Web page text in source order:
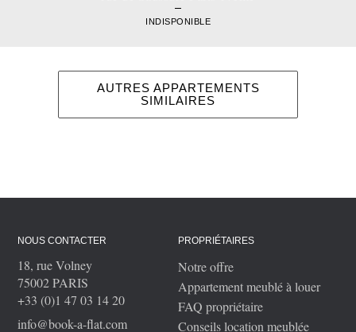
INDISPONIBLE
AUTRES APPARTEMENTS
SIMILAIRES
NOUS CONTACTER
18, rue Volney
75002 PARIS
+33 (0)1 47 03 14 20
info@book-a-flat.com
PROPRIÉTAIRES
Notre offre
Appartement meublé à louer
FAQ propriétaire
Conseils location meublée